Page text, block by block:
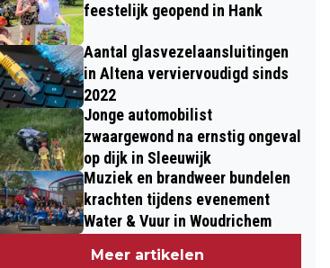
feestelijk geopend in Hank
Aantal glasvezelaansluitingen
in Altena verviervoudigd sinds
2022
Jonge automobilist
zwaargewond na ernstig ongeval
op dijk in Sleeuwijk
Muziek en brandweer bundelen
krachten tijdens evenement
Water & Vuur in Woudrichem
Meer artikelen